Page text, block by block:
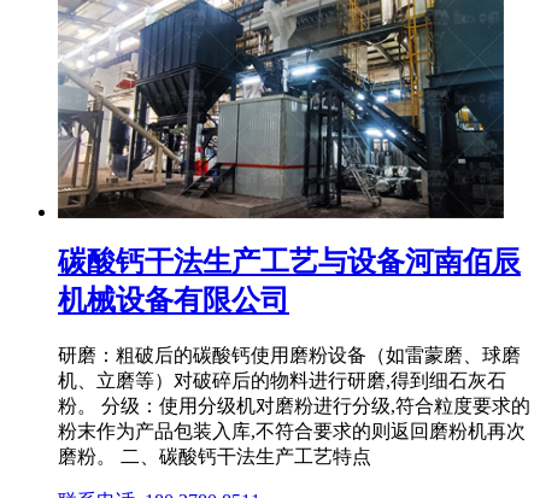
碳酸钙干法生产工艺与设备河南佰辰
机械设备有限公司
研磨：粗破后的碳酸钙使用磨粉设备（如雷蒙磨、球磨
机、立磨等）对破碎后的物料进行研磨,得到细石灰石
粉。 分级：使用分级机对磨粉进行分级,符合粒度要求的
粉末作为产品包装入库,不符合要求的则返回磨粉机再次
磨粉。 二、碳酸钙干法生产工艺特点